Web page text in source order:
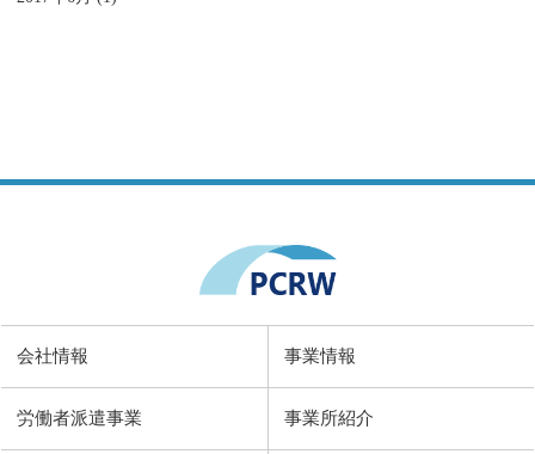
会社情報 事業情報
労働者派遣事業 事業所紹介